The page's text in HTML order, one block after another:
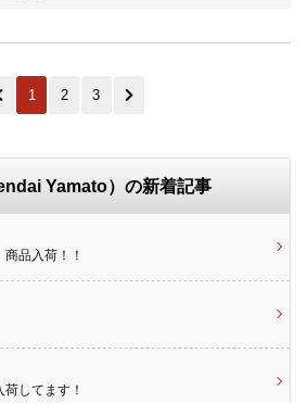
1 2 3
Yamato）の新着記事
品入荷！！
してます！